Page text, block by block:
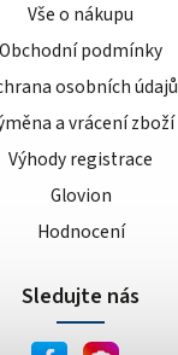
Vše o nákupu
Obchodní podmínky
osobních údajů
a vrácení zboží
Výhody registrace
Glovion
Hodnocení
Sledujte nás